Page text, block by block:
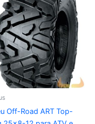
Off-Road ART Top-